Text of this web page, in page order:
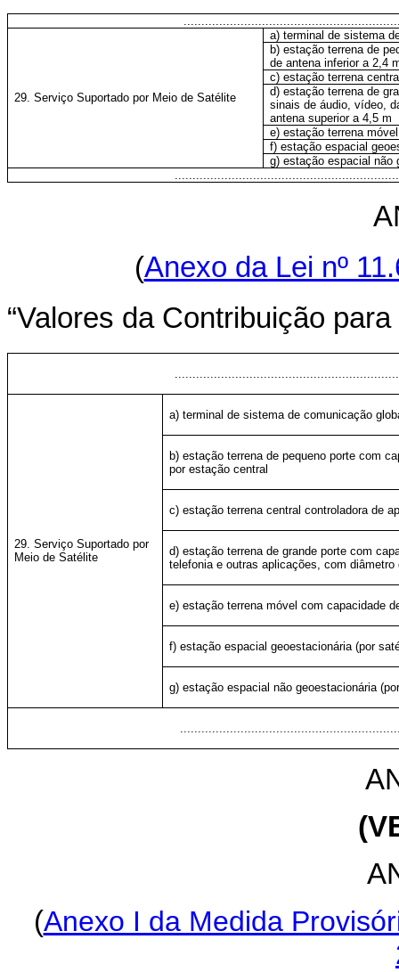
29. Serviço Suportado por Meio de Satélite
a) terminal de sistema
b) estação terrena de
de antena inferior a 2,4
c) estação terrena
d) estação terrena de
sinais de áudio, vídeo,
antena superior a 4,5 m
e) estação terrena
f) estação espacial
g) estação espacial não
(Anexo da Lei nº
“Valores da Contribuição
29. Serviço Suportado por
Meio de Satélite
a) terminal de sistema de comunicação
b) estação terrena de pequeno porte com
por estação central
c) estação terrena central controladora de
d) estação terrena de grande porte com
telefonia e outras aplicações, com
e) estação terrena móvel com capacidade
f) estação espacial geoestacionária (por
g) estação espacial não geoestacionária
(Anexo I da Medida